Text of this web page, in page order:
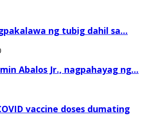
ng tubig dahil sa...
Abalos Jr., nagpahayag ng...
vaccine doses dumating